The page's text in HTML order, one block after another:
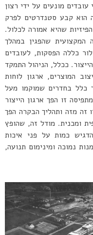
מונעים על ידי רצון
הוא קבע סטנדרטים לפרק
שהיא אמורה לכלול.
המקצועית שהפגין במהלך
כללה הפסקות, לעובדים
ככלל, הניהול התמקד
המוצרים, ארגון לוחות
כלל בחדרים שמוקמו מעל
זו הפך ארגון הייצור
זה מזה ותהליך הבקרה הפך
ומכנית. מודל זה, שהופץ
כמות על פני איכות
נמוכה ומינימום תנועה,